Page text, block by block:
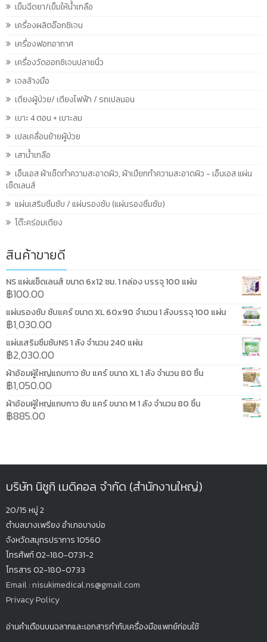
เข็มฉีดยา/เข็มให้น้ำเกลือ
เครื่องผลิตอ๊อกซิเจน
เครื่องฟอกอากาศ
เครื่องวัดออกซิเจนปลายนิ้ว
เจลล้างมือ
เตียงผู้ป่วย/ เตียงไฟฟ้า / รถเปลนอน
เบาะ 4 ตอน + เบาะลม
เปลเคลื่อนย้ายผู้ป่วย
เสาน้ำเกลือ
เอ็นเอส ผ้าเช็ดทำความสะอาดผิว, ผ้าเปียกทำความสะอาดผิว - เอ็นเอส แผ่น
เช็ดเลนส์
แผ่นเสริมซึมซับ / แผ่นรองซับ (แผ่นรองซึมซับ)
โต๊ะคร่อมเตียง
สินค้าขายดี
NS แผ่นเช็ดเลนส์ ขนาด 6x12 ซม. 1 กล่อง บรรจุ 100 แผ่น
฿100.00
แผ่นรองซับ ซับแคร์ ขนาด XL 60x90 จำนวน 1 ลังบรรจุ 100 แผ่น
฿1,030.00
แผ่นเสริมซึมซับNS 1 ลัง จำนวน 240 แผ่น
฿2,030.00
ผ้าอ้อมผู้ใหญ่แถบกาว ซับ แคร์ ขนาด XL 1 ลัง จำนวน 80 ชิ้น
฿1,050.00
ผ้าอ้อมผู้ใหญ่แถบกาว ซับ แคร์ ขนาด M 1 ลัง จำนวน 80 ชิ้น
฿885.00
บริษัท นิซูกิ เมดิคอล จำกัด (สำนักงานใหญ่)
20/15 หมู่ 2
ตำบลบางเพรียงอำเภอบางบ่อ
จังหวัดสมุทรปราการ 10560
โทรศัพท์ 02-180-0731-2
โทรสาร 02-180-0733
Email : nisukimedical.ns@gmail.com
Privacy Policy
อ่านคำเตือนบนฉลากและเอกสารกำกับเครื่องมือแพทย์ก่อนใช้